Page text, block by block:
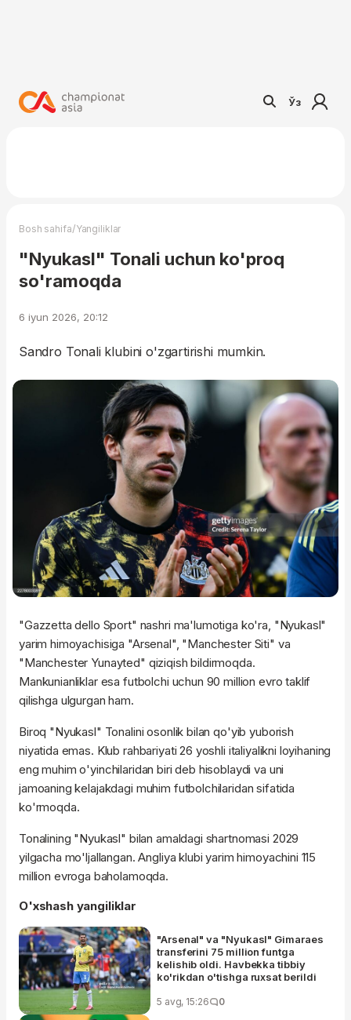
Ўз
Bosh sahifa/Yangiliklar
"Nyukasl" Tonali uchun ko'proq
so'ramoqda
6 iyun 2026, 20:12
Sandro Tonali klubini o'zgartirishi mumkin.
"Gazzetta dello Sport" nashri ma'lumotiga ko'ra, "Nyukasl"
yarim himoyachisiga "Arsenal", "Manchester Siti" va
"Manchester Yunayted" qiziqish bildirmoqda.
Mankunianliklar esa futbolchi uchun 90 million evro taklif
qilishga ulgurgan ham.
Biroq "Nyukasl" Tonalini osonlik bilan qo'yib yuborish
niyatida emas. Klub rahbariyati 26 yoshli italiyalikni loyihaning
eng muhim o'yinchilaridan biri deb hisoblaydi va uni
jamoaning kelajakdagi muhim futbolchilaridan sifatida
ko'rmoqda.
Tonalining "Nyukasl" bilan amaldagi shartnomasi 2029
yilgacha mo'ljallangan. Angliya klubi yarim himoyachini 115
million evroga baholamoqda.
O'xshash yangiliklar
"Arsenal" va "Nyukasl" Gimaraes
transferini 75 million funtga
kelishib oldi. Havbekka tibbiy
ko'rikdan o'tishga ruxsat berildi
5 avg, 15:26 0